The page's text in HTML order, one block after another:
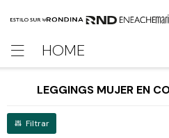
HOME

LEGGINGS MUJER EN